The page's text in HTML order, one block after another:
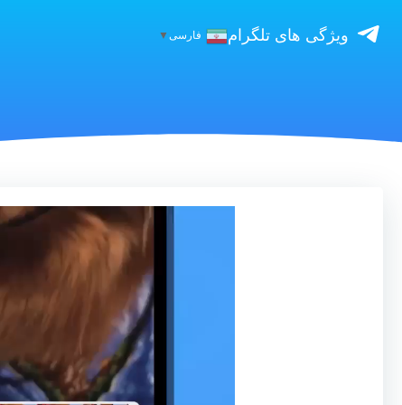
ویژگی های تلگرام فارسی▼